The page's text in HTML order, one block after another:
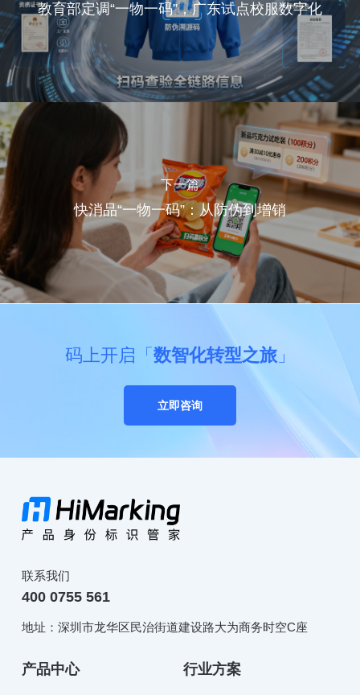
教育部定调“一物一码”，广东试点校服数字化
下一篇
快消品“一物一码”：从防伪到增销
码上开启「 数智化转型之旅」
立即咨询
联系我们
400 0755 561
地址：深圳市龙华区民治街道建设路大为商务时空C座
产品中心 行业方案